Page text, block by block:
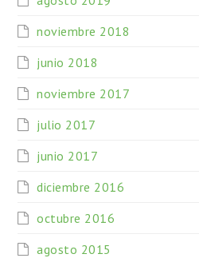
noviembre 2018
junio 2018
noviembre 2017
julio 2017
junio 2017
diciembre 2016
octubre 2016
agosto 2015